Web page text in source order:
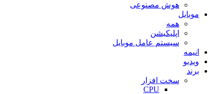
هوش مصنوعی
موبایل
همه
اپلیکیشن
سیستم عامل موبایل
انیمه
ویدیو
برند
سخت افزار
CPU